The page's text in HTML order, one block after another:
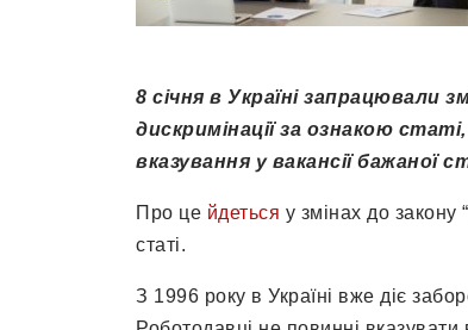
8 січня в Україні запрацювали
дискримінації за ознакою
вказування у вакансії бажаної
Про це йдеться у змінах до закону
статі.
З 1996 року в Україні вже діє